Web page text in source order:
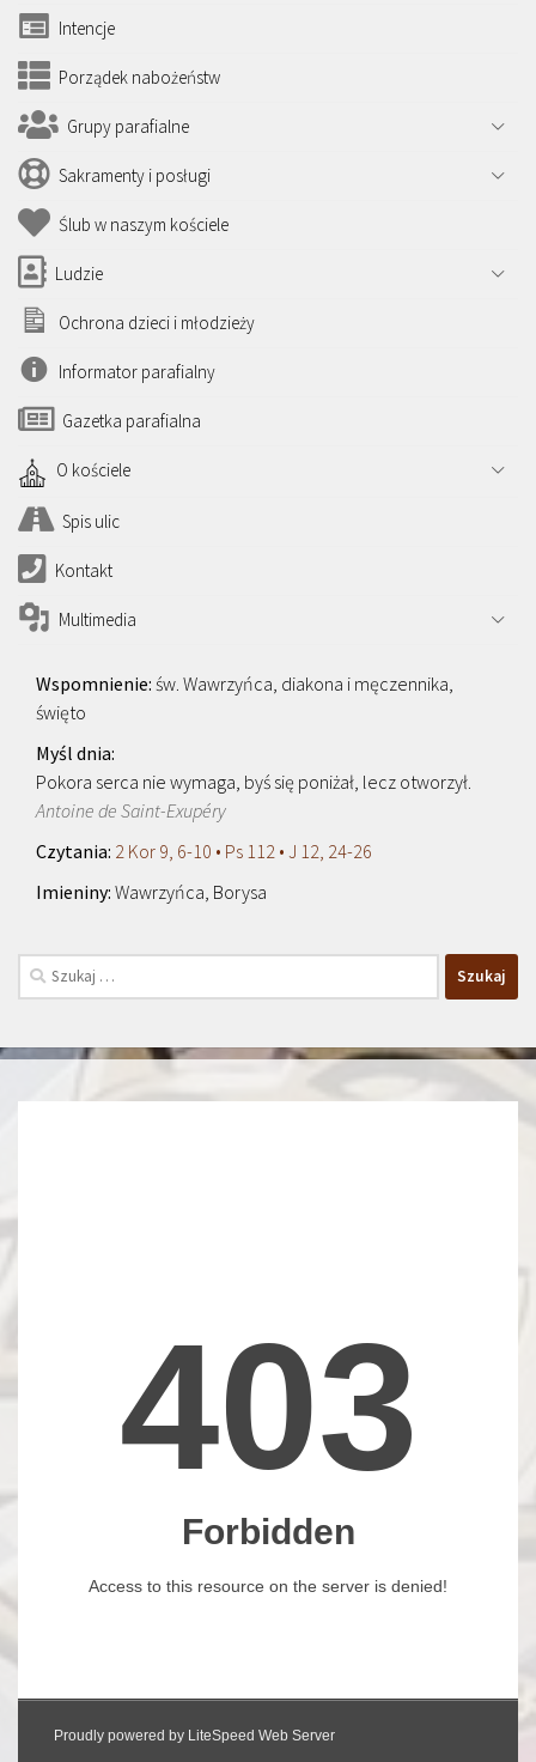
Intencje
Porządek nabożeństw
Grupy parafialne
Sakramenty i posługi
Ślub w naszym kościele
Ludzie
Ochrona dzieci i młodzieży
Informator parafialny
Gazetka parafialna
O kościele
Spis ulic
Kontakt
Multimedia
św. Wawrzyńca, diakona i męczennika,
święto
Pokora serca nie wymaga, byś się poniżał, lecz otworzył.
Antoine de Saint-Exupéry
2 Kor 9, 6-10 • Ps 112 • J 12, 24-26
Wawrzyńca, Borysa
Szukaj: